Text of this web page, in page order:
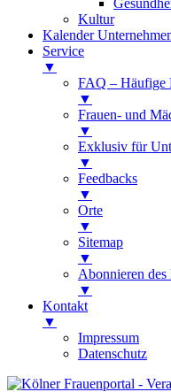
Kultur
Kalender
Service
▼
FAQ – Häufige
▼
Frauen- und
▼
Exklusiv für
▼
Feedbacks
▼
Orte
▼
Sitemap
▼
Abonnieren des
▼
Kontakt
▼
Impressum
Datenschutz